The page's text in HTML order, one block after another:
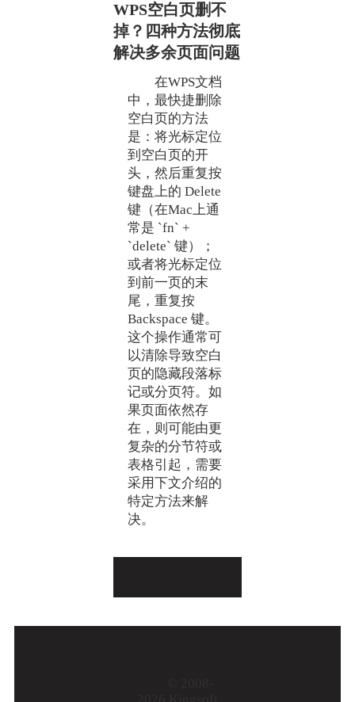
WPS空白页删不
掉？四种方法彻底
解决多余页面问题
在WPS文档
中，最快捷删除
空白页的方法
是：将光标定位
到空白页的开
头，然后重复按
键盘上的 Delete
键（在Mac上通
常是 `fn` +
`delete` 键）；
或者将光标定位
到前一页的末
尾，重复按
Backspace 键。
这个操作通常可
以清除导致空白
页的隐藏段落标
记或分页符。如
果页面依然存
在，则可能由更
复杂的分节符或
表格引起，需要
采用下文介绍的
特定方法来解
决。